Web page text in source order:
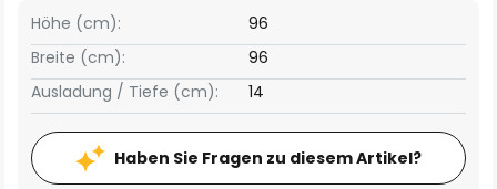
Breite (cm): 96
Höhe (cm): 96
Ausladung / Tiefe (cm): 14
Haben Sie Fragen zu diesem Artikel?